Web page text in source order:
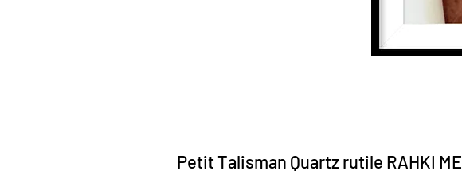
Petit Talisman Quartz rutile RAHKI ME